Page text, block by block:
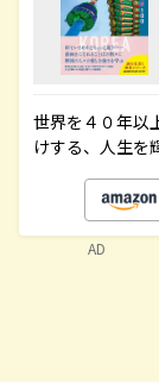
世界を４０年以
けする、人生を
AD